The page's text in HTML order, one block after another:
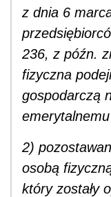
z dnia 6
236, z późn.
fizyczna
gospodarczą
2)
osobą
który zostały